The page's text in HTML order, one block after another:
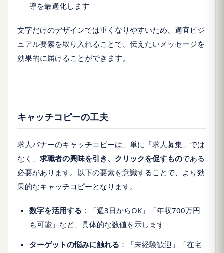
導を最適化します
文字だけのデザインでは重くなりやすいため、適宜ビジ
ュアル要素を取り入れることで、伝えたいメッセージを
効果的に届けることができます。
キャッチコピーの工夫
求人バナーのキャッチコピーは、単に「求人募集」では
なく、 求職者の興味を引き、クリックを促すものである
必要があります。以下の要素を意識することで、より効
果的なキャッチコピーとなります。
数字を活用する ：「週3日からOK」「年収700万円
も可能」など、具体的な数値を示します
ターゲットの悩みに触れる ：「未経験歓迎」「在宅